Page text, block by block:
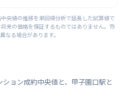
央値の推移を単回帰分析で延長した試算値で
来の価格を保証するものではありません。市
なる場合があります。
ョン成約中央値と、 甲子園口駅と